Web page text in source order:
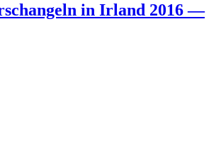
in Irland 2016 —